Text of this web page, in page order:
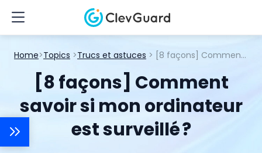
Home>Topics >Trucs et astuces > [8 façons] Comment savoir si mon ordinateur est surveillé ?
[8 façons] Comment
savoir si mon ordinateur
est surveillé ?